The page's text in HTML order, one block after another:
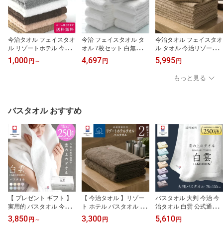
今治タオル フェイスタオ
ル リゾートホテル 今治
フェイス ( 綿100% ) (ネ
コポスの場合は 上限1枚)
挨拶 国産 ( 2枚までネコ
ポス 送料無料 )
1,000 円 ～
今治 フェイスタオル タ
オル 7枚セット 白無撚糸
タオル まとめ買い 日本
製 やわらか 白フェイス
4,697 円
今治タオル フェイスタオ
ル タオル 今治リゾート
ホテル フェイス 10枚セ
ット ( ベージュ ) 綿100%
約34cm×77cm まとめ買
い 日本製 今治 ホテルタ
5,995 円
もっと見る
バスタオル おすすめ
【 プレゼント ギフト 】
実用的 バスタオル 今治
今治タオル 白雲 公式通
販 8色 雲の上のタオル 箱
3,850 円 ～
【 今治タオル 】リゾー
ト ホテル バスタオル 2枚
セット(ブラウン) ( 綿10
0% ) Resort Hotel Towel
3,300 円
バスタオル 大判 今治 今
治タオル 白雲 公式通販
選べる5色 雲の上の肌触
り ふわふわ たっぷりサ
5,610 円